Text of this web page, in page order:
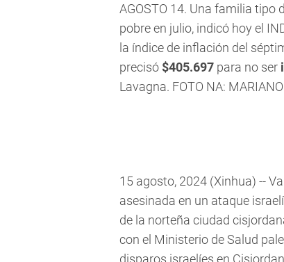
AGOSTO 14. Una familia
pobre en julio, indicó hoy el
la índice de inflación del
precisó $405.697 para no ser
Lavagna. FOTO NA:
15 agosto, 2024 (Xinhua) --
asesinada en un ataque
de la norteña ciudad
con el Ministerio de Salud
disparos israelíes en